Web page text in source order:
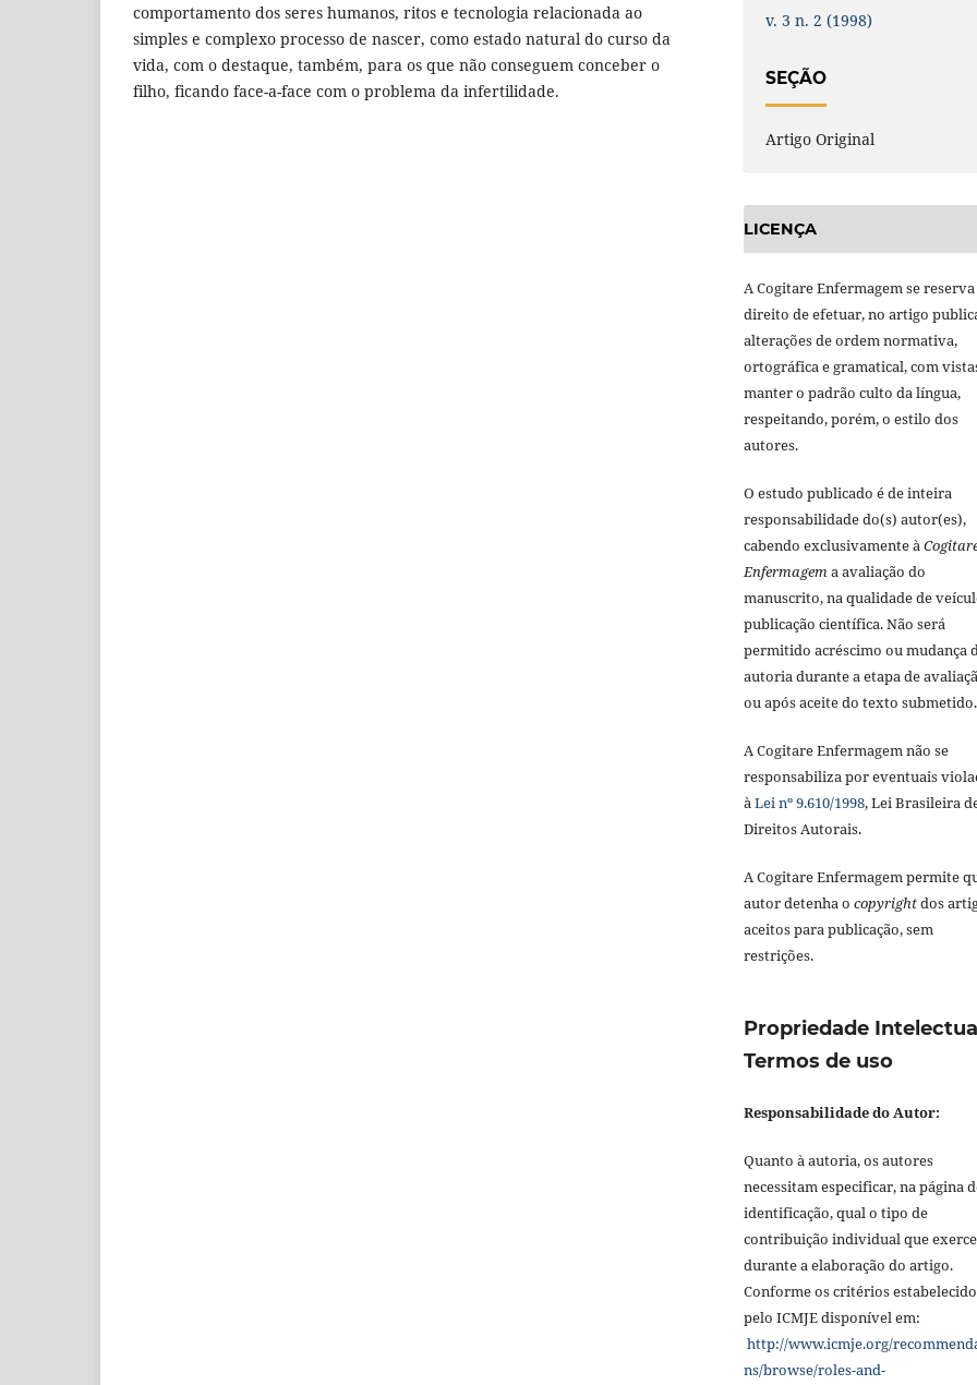
comportamento dos seres humanos, ritos e tecnologia relacionada ao
simples e complexo processo de nascer, como estado natural do curso da
vida, com o destaque, também, para os que não conseguem conceber o
filho, ficando face-a-face com o problema da infertilidade.
v. 3 n. 2 (1998)
SEÇÃO
Artigo Original
LICENÇA
A Cogitare Enfermagem se
direito de efetuar, no artigo
alterações de ordem normativa,
ortográfica e gramatical, com
manter o padrão culto da língua,
respeitando, porém, o estilo dos
autores.
O estudo publicado é de inteira
responsabilidade do(s) autor(es),
cabendo exclusivamente à
Enfermagema avaliação do
manuscrito, na qualidade de
publicação científica. Não será
permitido acréscimo ou mudança
autoria durante a etapa de
ou após aceite do texto submetido.
A Cogitare Enfermagem não se
responsabiliza por eventuais
àLei nº 9.610/1998, Lei Brasileira
Direitos Autorais.
A Cogitare Enfermagem permite
autor detenha o copyrightdos
aceitos para publicação, sem
restrições.
Propriedade
Termos de uso
Responsabilidade do Autor:
Quanto à autoria, os autores
necessitam especificar, na página
identificação, qual o tipo de
contribuição individual que
durante a elaboração do artigo.
Conforme os critérios
pelo ICMJE disponível em:
http://www.icmje.org/
ns/browse/roles-and-